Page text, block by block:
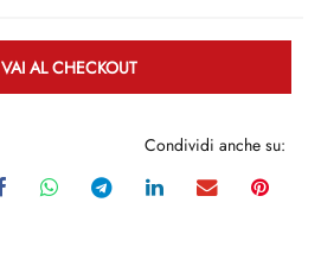
VAI AL CHECKOUT
Condividi anche su: